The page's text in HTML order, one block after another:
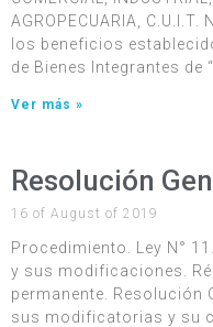
AGROPECUARIA,
los beneficios
de Bienes Integrantes de
Ver más »
Resolución
16 of August of 2019
Procedimiento. Ley N°
y sus modificaciones.
permanente. Resolución
sus modificatorias y su